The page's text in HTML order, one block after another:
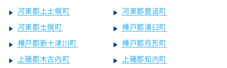
河東郡上士幌町
河東郡鹿追町
河東郡士幌町
樺戸郡浦臼町
樺戸郡新十津川町
樺戸郡月形町
上磯郡木古内町
上磯郡知内町